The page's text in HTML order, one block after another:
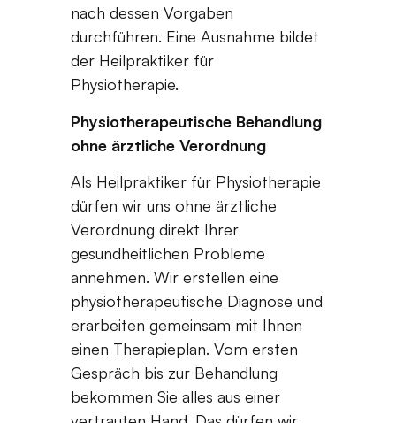
nach dessen Vorgaben
durchführen. Eine Ausnahme bildet
der Heilpraktiker für
Physiotherapie.
Physiotherapeutische Behandlung
ohne ärztliche Verordnung
Als Heilpraktiker für Physiotherapie
dürfen wir uns ohne ärztliche
Verordnung direkt Ihrer
gesundheitlichen Probleme
annehmen. Wir erstellen eine
physiotherapeutische Diagnose und
erarbeiten gemeinsam mit Ihnen
einen Therapieplan. Vom ersten
Gespräch bis zur Behandlung
bekommen Sie alles aus einer